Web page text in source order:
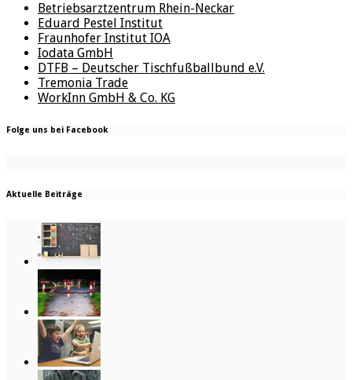
Betriebsarztzentrum Rhein-Neckar
Eduard Pestel Institut
Fraunhofer Institut IOA
Iodata GmbH
DTFB – Deutscher Tischfußballbund e.V.
Tremonia Trade
WorkInn GmbH & Co. KG
Folge uns bei Facebook
Aktuelle Beiträge